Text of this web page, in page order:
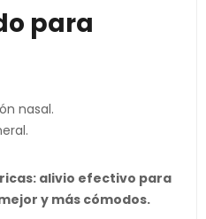
para
nasal.
alivio efectivo para
y más cómodos.